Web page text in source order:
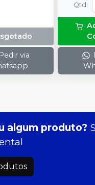
Pedir via
Qtd :
algum produto?